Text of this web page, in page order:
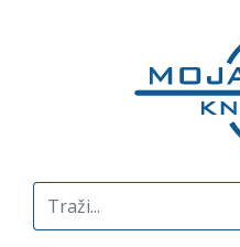
Search
for: